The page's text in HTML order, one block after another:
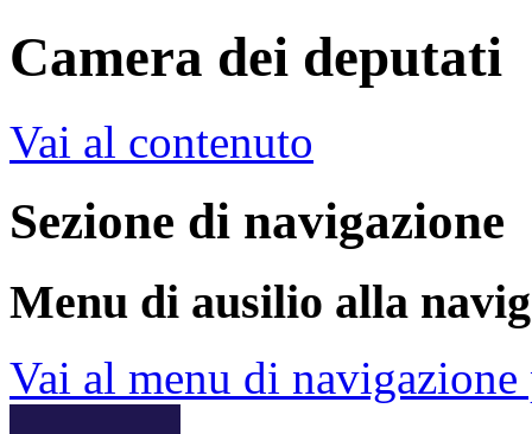
Camera dei deputati
Vai al contenuto
Sezione di navigazione
Menu di ausilio alla
Vai al menu di